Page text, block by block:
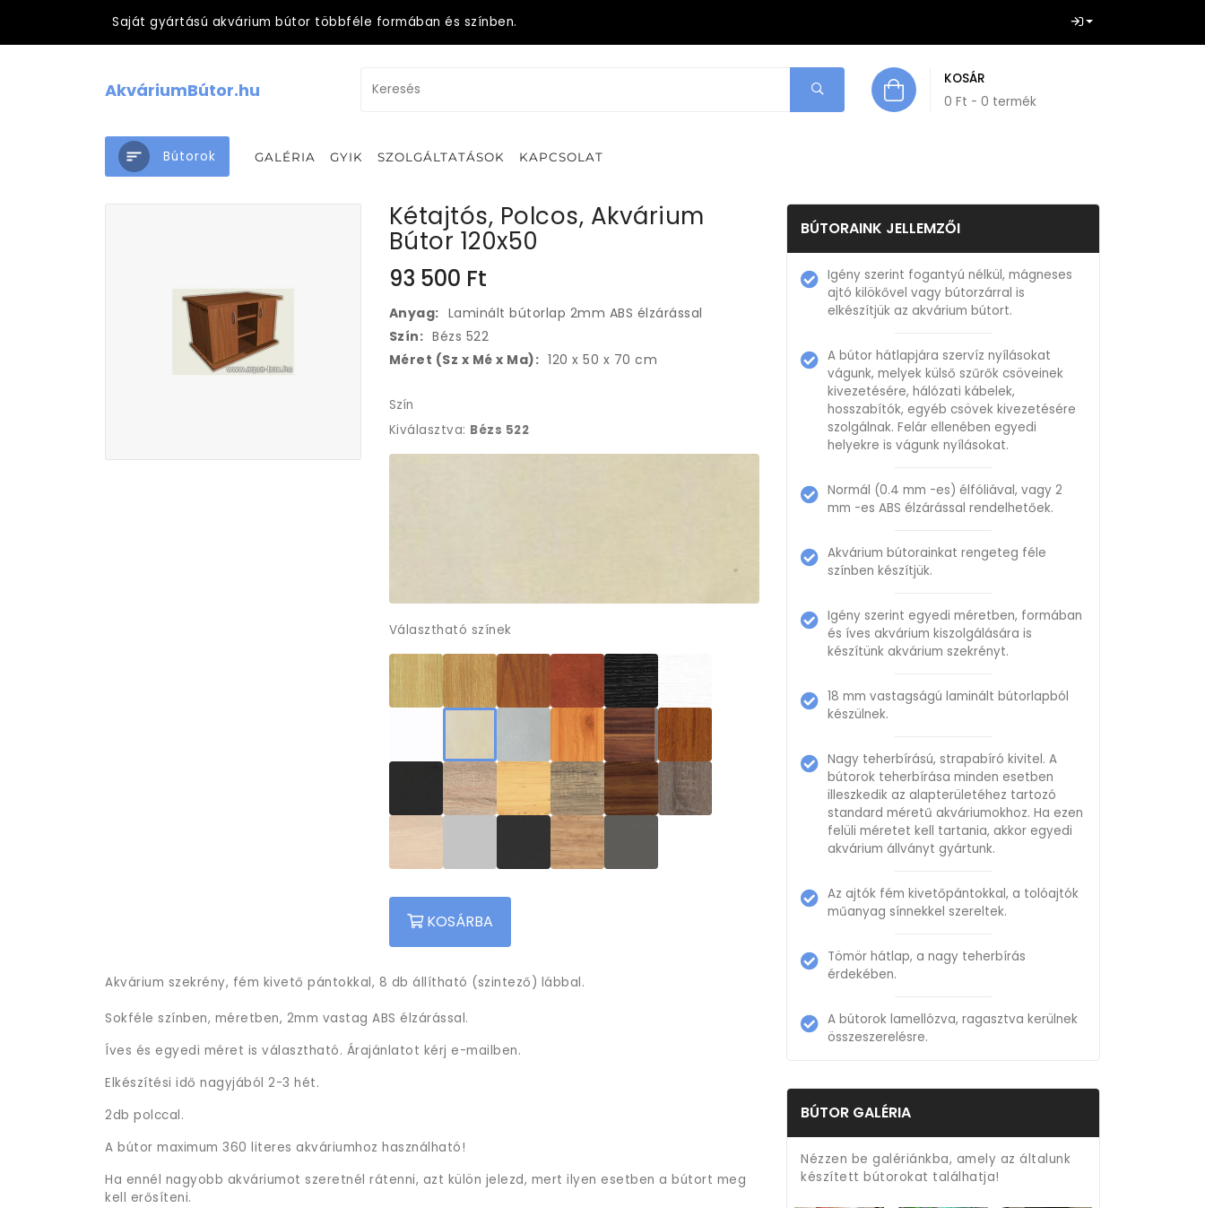
Saját gyártású akvárium bútor többféle formában és színben.
KOSÁR
0 Ft - 0 termék
AkváriumBútor.hu
Bútorok GALÉRIA GYIK SZOLGÁLTATÁSOK KAPCSOLAT
Kétajtós, Polcos, Akvárium
Bútor 120x50
93 500 Ft
Anyag: Laminált bútorlap 2mm ABS élzárással
Szín: Bézs 522
Méret (Sz x Mé x Ma): 120 x 50 x 70 cm
Szín
Kiválasztva: Bézs 522
Választható színek
KOSÁRBA
Akvárium szekrény, fém kivető pántokkal, 8 db állítható (szintező) lábbal.
Sokféle színben, méretben, 2mm vastag ABS élzárással.
Íves és egyedi méret is választható. Árajánlatot kérj e-mailben.
Elkészítési idő nagyjából 2-3 hét.
2db polccal.
A bútor maximum 360 literes akváriumhoz használható!
Ha ennél nagyobb akváriumot szeretnél rátenni, azt külön jelezd, mert ilyen esetben a bútort meg
kell erősíteni.
BÚTORAINK JELLEMZŐI
Igény szerint fogantyú nélkül, mágneses
ajtó kilökővel vagy bútorzárral is
elkészítjük az akvárium bútort.
A bútor hátlapjára szervíz nyílásokat
vágunk, melyek külső szűrők csöveinek
kivezetésére, hálózati kábelek,
hosszabítók, egyéb csövek kivezetésére
szolgálnak. Felár ellenében egyedi
helyekre is vágunk nyílásokat.
Normál (0.4 mm -es) élfóliával, vagy 2
mm -es ABS élzárással rendelhetőek.
Akvárium bútorainkat rengeteg féle
színben készítjük.
Igény szerint egyedi méretben, formában
és íves akvárium kiszolgálására is
készítünk akvárium szekrényt.
18 mm vastagságú laminált bútorlapból
készülnek.
Nagy teherbírású, strapabíró kivitel. A
bútorok teherbírása minden esetben
illeszkedik az alapterületéhez tartozó
standard méretű akváriumokhoz. Ha ezen
felüli méretet kell tartania, akkor egyedi
akvárium állványt gyártunk.
Az ajtók fém kivetőpántokkal, a tolóajtók
műanyag sínnekkel szereltek.
Tömör hátlap, a nagy teherbírás
érdekében.
A bútorok lamellózva, ragasztva kerülnek
összeszerelésre.
BÚTOR GALÉRIA
Nézzen be galériánkba, amely az általunk
készített bútorokat találhatja!